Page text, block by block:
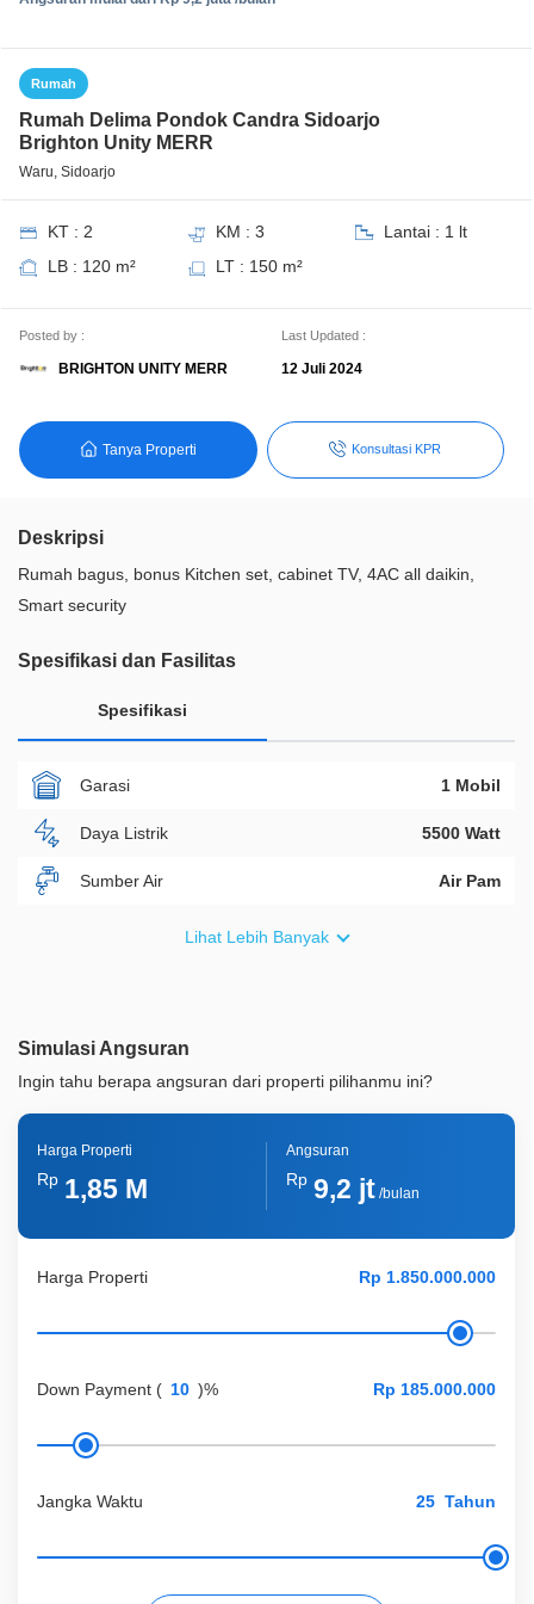
Rumah
Rumah Delima Pondok Candra Sidoarjo
Brighton Unity MERR
Waru, Sidoarjo
KT : 2 KM : 3
Lantai : 1 lt
LB : 120 m²
LT : 150 m²
Posted by :
BRIGHTON UNITY MERR
Last Updated :
12 Juli 2024
Tanya Properti Konsultasi KPR
Deskripsi
Rumah bagus, bonus Kitchen set, cabinet TV, 4AC all daikin,
Smart security
Spesifikasi dan Fasilitas
Spesifikasi
Garasi 1 Mobil
Daya Listrik 5500 Watt
Sumber Air Air Pam
ID Properti
Lihat Lebih Banyak
Simulasi Angsuran
Ingin tahu berapa angsuran dari properti pilihanmu ini?
Harga Properti
Down Payment ( )%
Jangka Waktu Tahun
Harga Properti
Rp 1,85 M
Angsuran
Rp 9,2 jt/bulan